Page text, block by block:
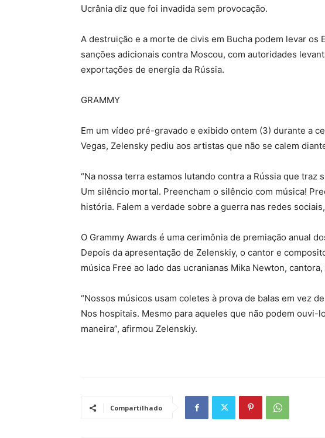
Ucrânia diz que foi invadida sem provocação.
A destruição e a morte de civis em Bucha podem levar os
sanções adicionais contra Moscou, com autoridades
exportações de energia da Rússia.
GRAMMY
Em um vídeo pré-gravado e exibido ontem (3) durante a
Vegas, Zelensky pediu aos artistas que não se calem
“Na nossa terra estamos lutando contra a Rússia que traz
Um silêncio mortal. Preencham o silêncio com música!
história. Falem a verdade sobre a guerra nas redes
O Grammy Awards é uma cerimônia de premiação anual
Depois da apresentação de Zelenskiy, o cantor e
música Free ao lado das ucranianas Mika Newton,
“Nossos músicos usam coletes à prova de balas em vez
Nos hospitais. Mesmo para aqueles que não podem ouvi-
maneira”, afirmou Zelenskiy.
Compartilhado